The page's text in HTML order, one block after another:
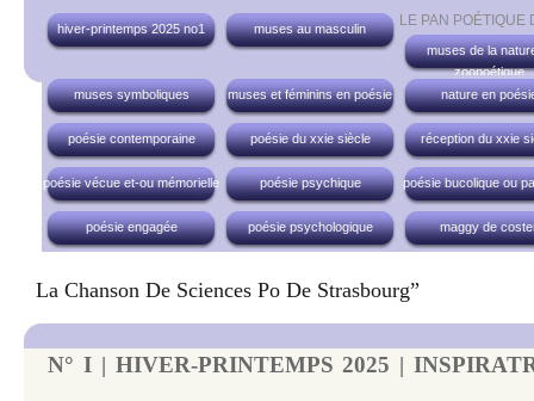
LE PAN POÉTIQUE
hiver-printemps 2025 no1
muses au masculin
muses de la
zoopoétique
muses symboliques
muses et féminins en poésie nature en
poésie contemporaine poésie du xxie siècle réception du xxie
poésie vécue et-ou mémorielle poésie psychique poésie bucolique ou
poésie engagée poésie psychologique maggy de
La Chanson De Sciences Po De Strasbourg”
N° I | HIVER-PRINTEMPS 2025 |